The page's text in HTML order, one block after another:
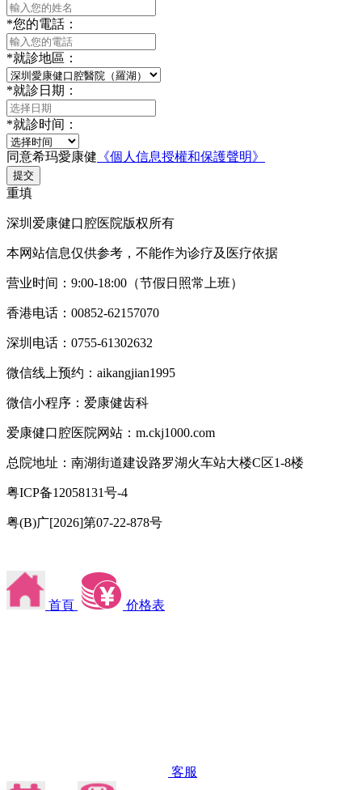
*您的電話：
*就診地區：
*就診日期：
*就診时间：
同意希玛愛康健 《個人信息授權和保護聲明》
提交
重填
深圳爱康健口腔医院版权所有
本网站信息仅供参考，不能作为诊疗及医疗依据
营业时间：9:00-18:00（节假日照常上班）
香港电话：00852-62157070
深圳电话：0755-61302632
微信线上预约：aikangjian1995
微信小程序：爱康健齿科
爱康健口腔医院网站：m.ckj1000.com
总院地址：南湖街道建设路罗湖火车站大楼C区1-8楼
粤ICP备12058131号-4
粤(B)广[2026]第07-22-878号
首頁 价格表
客服